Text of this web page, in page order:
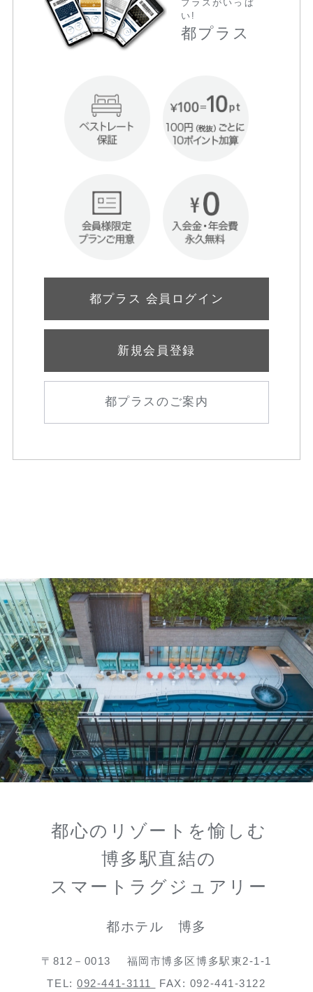
プラスがいっぱ
い!
都プラス
都プラス 会員ログイン
新規会員登録
都プラスのご案内
都心のリゾートを愉しむ
博多駅直結の
スマートラグジュアリー
都ホテル 博多
〒812－0013
福岡市博多区博多駅東2-1-1
TEL:092-441-3111 FAX: 092-441-3122